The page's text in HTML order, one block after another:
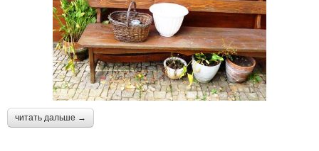
читать дальше →